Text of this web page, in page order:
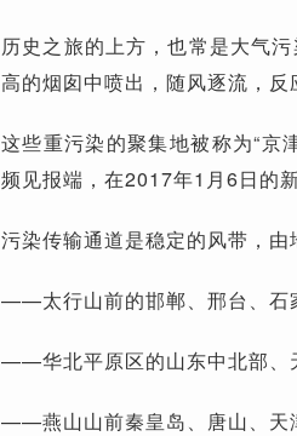
历史之旅的上方，也常是大气
高的烟囱中喷出，随风逐流，反
这些重污染的聚集地被称为“京
频见报端，在2017年1月6日的
污染传输通道是稳定的风带，
——太行山前的邯郸、邢台、石
——华北平原区的山东中北部、
——燕山山前秦皇岛、唐山、天